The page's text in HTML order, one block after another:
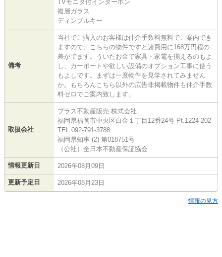
TVモニタ付インターホン
複層ガラス
ディンプルキー
備考
当社でご購入のお客様は仲介手数料無料でご案内でき
ますので、こちらの物件ですと諸費用に168万円程の
差がでます。ういたお金で家具・家電を揃えるのもよ
し、カーポートや欲しい設備のオプション工事に使う
もよしです。まずは一度物件を見学されてみません
か。もちろんこちら以外の広告非掲載物件も仲介手数
料ゼロでご案内致します。
取扱会社
プラス不動産販売 株式会社
福岡県福岡市中央区白金１丁目12番24号 Pt.1224 202
TEL:092-791-3788
福岡県知事 (2) 第018751号
（公社）全日本不動産保証協会
情報更新日 2026年08月09日
更新予定日 2026年08月23日
情報の見方